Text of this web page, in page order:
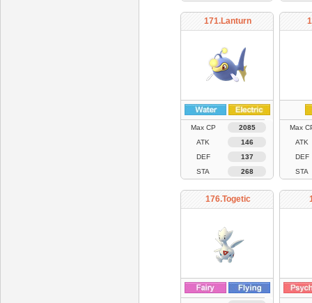
171.Lanturn
Max CP
2085
ATK
146
DEF
137
STA
268
Max
ATK
DEF
STA
176.Togetic